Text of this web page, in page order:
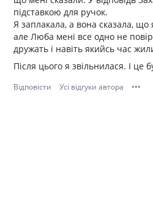
підставкою для ручок.
Я заплакала, а вона сказала,
але Люба мені все одно не
дружать і навіть якийсь час
Після цього я звільнилася. І
Відповісти Усі відгуки автора •••